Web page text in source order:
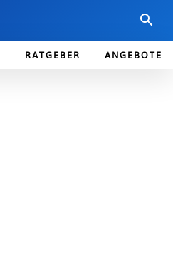
RATGEBER ANGEBOTE